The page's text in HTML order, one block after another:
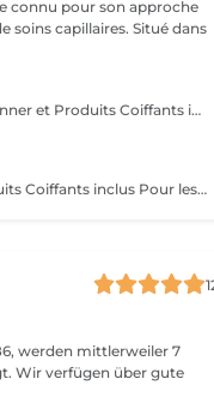
connu pour son approche
soins capillaires. Situé dans
Diagnostique, Shampooing, Conditionner et Produits Coiffants inclus
Shampooing, Conditionneur et Produits Coiffants inclus Pour les brushing avec effet Wave/ondes sera facturer un suppléments
werden mittlerweiler 7
Wir verfügen über gute